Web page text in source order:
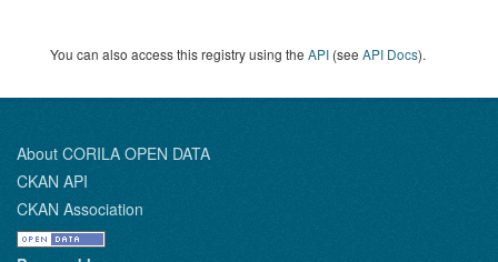
You can also access this registry using the API (see API Docs).
About CORILA OPEN DATA
CKAN API
CKAN Association